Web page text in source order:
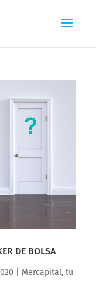
DE BOLSA
Mercapital, tu